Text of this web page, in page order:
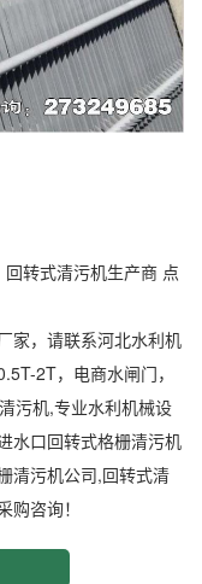
转式清污机生产商 点
家，请联系河北水利机
2T，电商水闸门，
污机,专业水利机械设
水口回转式格栅清污机
清污机公司,回转式清
咨询！